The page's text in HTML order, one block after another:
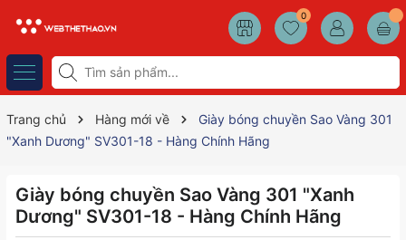
0
Trang chủ Hàng mới về
Giày bóng chuyền Sao Vàng 301
"Xanh Dương" SV301-18 - Hàng Chính Hãng
Giày bóng chuyền Sao Vàng 301 "Xanh
Dương" SV301-18 - Hàng Chính Hãng